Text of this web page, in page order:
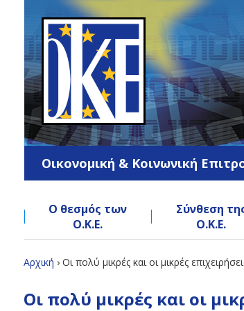
navigation
Οικονομική & Κοινωνική
Ο θεσμός των
Ο.Κ.Ε.
Σύνθεση
Ο.Κ.Ε.
Αρχική › Οι πολύ μικρές και οι μικρές
to
Οι πολύ μικρές και οι
to